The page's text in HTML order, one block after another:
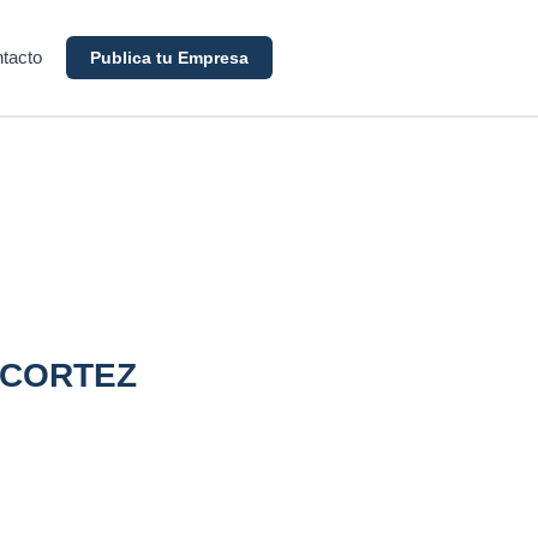
Publica tu Empresa